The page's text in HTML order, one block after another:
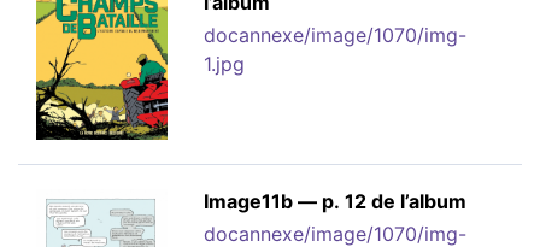
docannexe/image/1070/img-
1.jpg
Image11b — p. 12 de l’album
docannexe/image/1070/img-